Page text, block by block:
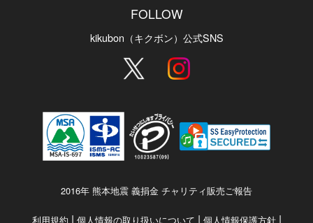
FOLLOW
kikubon（キクボン）公式SNS
2016年 熊本地震 義捐金 チャリティ販売ご報告
利用規約 | 個人情報の取り扱いについて | 個人情報保護方針|